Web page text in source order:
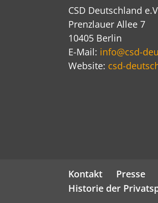
CSD Deutschland
Prenzlauer Allee 7
10405 Berlin
E-Mail: info@csd-
Website: csd-
Kontakt Presse
Historie der